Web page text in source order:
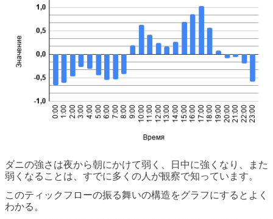
ダニの強さは夜から朝にかけて弱く、日中に強くなり、また
弱くなることは、すでに多くの人が観察で知っています。
このティックフローの振る舞いの構造をグラフにするとよく
わかる。